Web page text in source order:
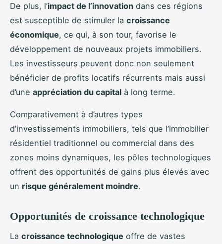
De plus, l’impact de l’innovation dans ces régions
est susceptible de stimuler la croissance
économique, ce qui, à son tour, favorise le
développement de nouveaux projets immobiliers.
Les investisseurs peuvent donc non seulement
bénéficier de profits locatifs récurrents mais aussi
d’une appréciation du capital à long terme.
Comparativement à d’autres types
d’investissements immobiliers, tels que l’immobilier
résidentiel traditionnel ou commercial dans des
zones moins dynamiques, les pôles technologiques
offrent des opportunités de gains plus élevés avec
un risque généralement moindre.
Opportunités de croissance technologique
La croissance technologique offre de vastes